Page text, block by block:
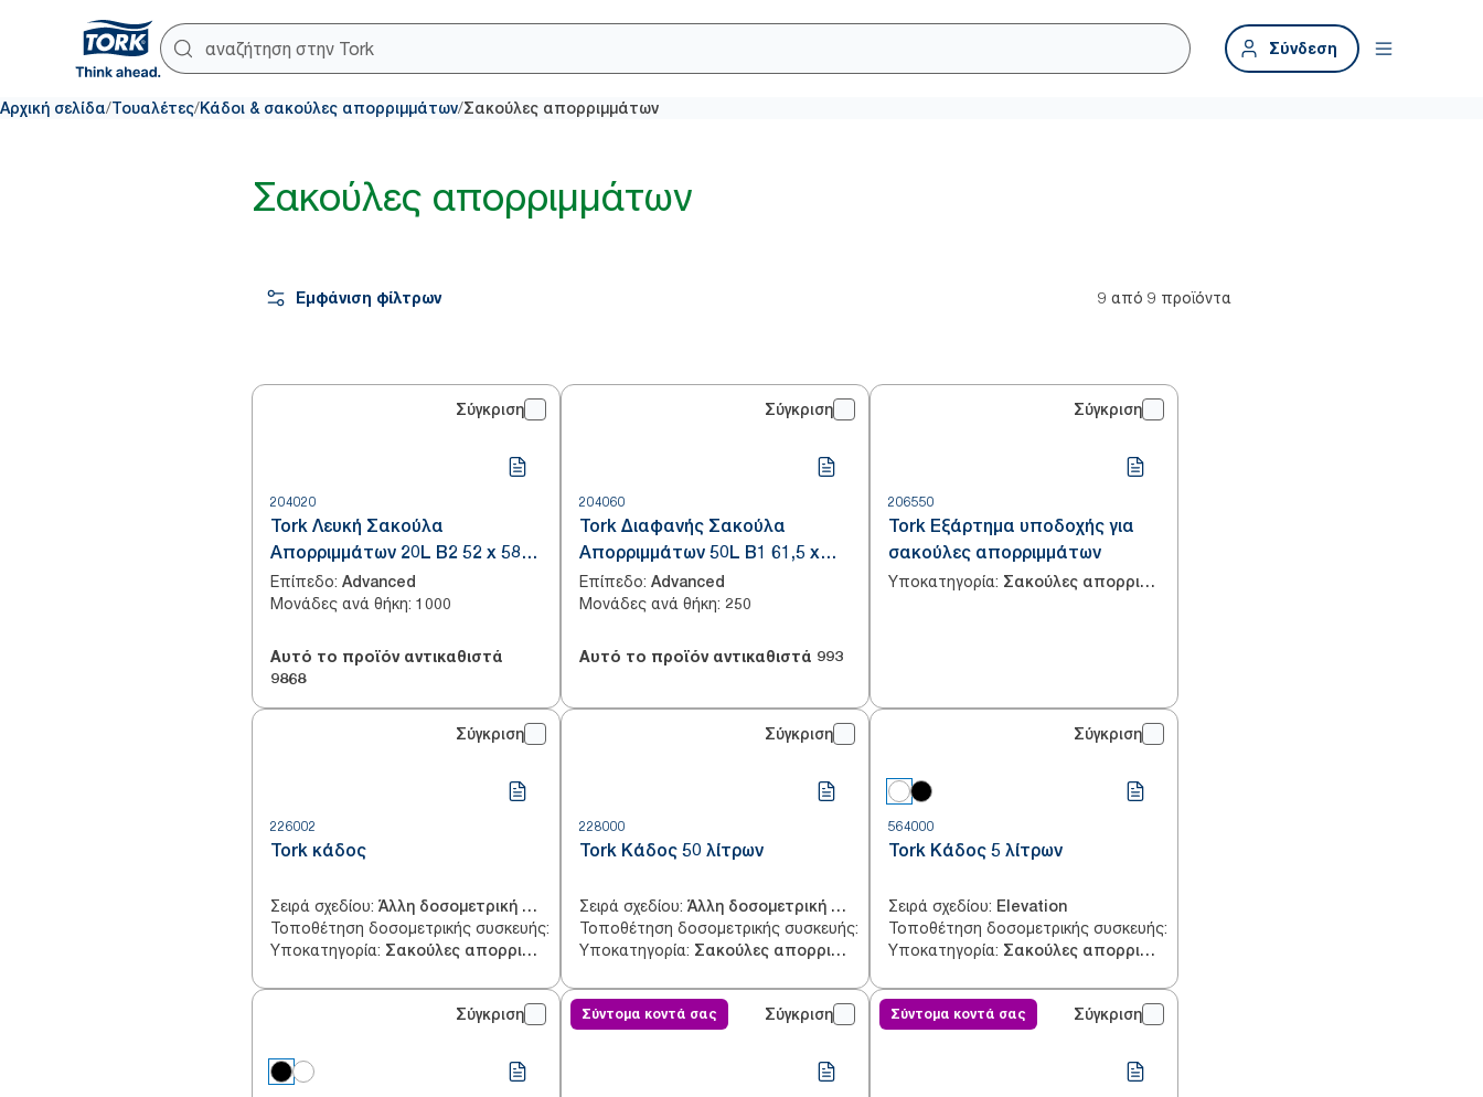
Σύνδεση
Αρχική σελίδα/Τουαλέτες/Κάδοι & σακούλες απορριμμάτων/Σακούλες απορριμμάτων
Σακούλες απορριμμάτων
Εμφάνιση φίλτρων 9 από 9 προϊόντα
Σύγκριση
204020
Tork Λευκή Σακούλα
Απορριμμάτων 20L B2 52 x 58
cm
Επίπεδο: Advanced
Μονάδες ανά θήκη: 1000
Αυτό το προϊόν αντικαθιστά
9868
Σύγκριση
204060
Tork Διαφανής Σακούλα
Απορριμμάτων 50L B1 61,5 x
89,5 cm
Επίπεδο: Advanced
Μονάδες ανά θήκη: 250
Αυτό το προϊόν αντικαθιστά 993
Σύγκριση
206550
Tork Εξάρτημα υποδοχής για
σακούλες απορριμμάτων
Υποκατηγορία: Σακούλες απορριμμάτων
Σύγκριση
226002
Tork κάδος
Σειρά σχεδίου: Άλλη δοσομετρική συσκευή
Τοποθέτηση δοσομετρικής συσκευής: Τοίχος
Υποκατηγορία: Σακούλες απορριμμάτων
Σύγκριση
228000
Tork Κάδος 50 λίτρων
Σειρά σχεδίου: Άλλη δοσομετρική συσκευή
Τοποθέτηση δοσομετρικής συσκευής: Τοίχος,Πάτωμα
Υποκατηγορία: Σακούλες απορριμμάτων
Σύγκριση
564000
Tork Κάδος 5 λίτρων
Σειρά σχεδίου: Elevation
Τοποθέτηση δοσομετρικής συσκευής:
Υποκατηγορία: Σακούλες απορριμμάτων
Σύγκριση Σύντομα κοντά σας Σύγκριση Σύντομα κοντά σας Σύγκριση